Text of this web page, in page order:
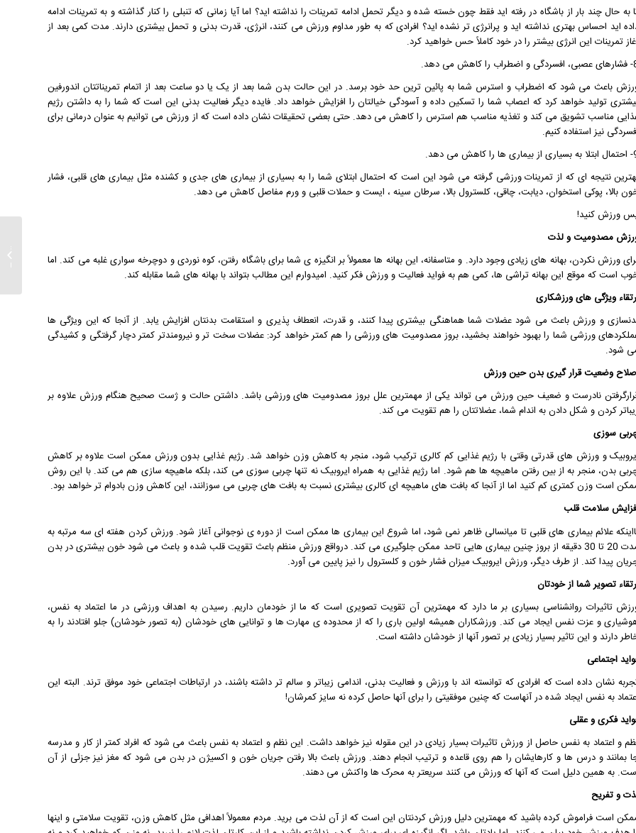
به حال چند بار از باشگاه در رفته اید فقط چون خسته شده و دیگر تحمل ادامه تمرینات را نداشته اید؟ اما آیا زمانی که تنبلی را کنار گذاشته و به تمرینات ادامه
اید احساس بهتری نداشته اید و پرانرژی تر نشده اید؟ افرادی که به طور مداوم ورزش می کنند، انرژی، قدرت بدنی و تحمل بیشتری دارند. مدت کمی بعد از
تمرینات این انرژی بیشتر را در خود کاملاً حس خواهید کرد.
را کاهش می دهد.
باعث می شود که اضطراب و استرس شما به پائین ترین حد خود برسد. در این حالت بدن شما بعد از یک یا دو ساعت بعد از اتمام تمریناتتان اندورفین
تولید خواهد کرد که اعصاب شما را تسکین داده و آسودگی خیالتان را افزایش خواهد داد. فایده دیگر فعالیت بدنی این است که شما را به داشتن رژیم
مناسب تشویق می کند و تغذیه مناسب هم استرس را کاهش می دهد. حتی بعضی تحقیقات نشان داده است که از ورزش می توانیم به عنوان درمانی برای
نیز استفاده کنیم.
ها را کاهش می دهد.
نتیجه ای که از تمرینات ورزشی گرفته می شود این است که احتمال ابتلای شما را به بسیاری از بیماری های جدی و کشنده مثل بیماری های قلبی، فشار
بالا، پوکی استخوان، دیابت، چاقی، کلسترول بالا، سرطان سینه ، ایست و حملات قلبی و ورم مفاصل کاهش می دهد.
ورزش کنید!
مصدومیت و لذت
ورزش نکردن، بهانه های زیادی وجود دارد. و متاسفانه، این بهانه ها معمولاً بر انگیزه ی شما برای باشگاه رفتن، کوه نوردی و دوچرخه سواری غلبه می کند. اما
است که موقع این بهانه تراشی ها، کمی هم به فواید فعالیت و ورزش فکر کنید. امیدوارم این مطالب بتواند با بهانه های شما مقابله کند.
ویژگی های ورزشکاری
و ورزش باعث می شود عضلات شما هماهنگی بیشتری پیدا کنند، و قدرت، انعطاف پذیری و استقامت بدنتان افزایش یابد. از آنجا که این ویژگی ها
ورزشی شما را بهبود خواهند بخشید، بروز مصدومیت های ورزشی را هم کمتر خواهد کرد: عضلات سخت تر و نیرومندتر کمتر دچار گرفتگی و کشیدگی
شود.
وضعیت قرار گیری بدن حین ورزش
نادرست و ضعیف حین ورزش می تواند یکی از مهمترین علل بروز مصدومیت های ورزشی باشد. داشتن حالت و ژست صحیح هنگام ورزش علاوه بر
کردن و شکل دادن به اندام شما، عضلاتتان را هم تقویت می کند.
سوزی
و ورزش های قدرتی وقتی با رژیم غذایی کم کالری ترکیب شود، منجر به کاهش وزن خواهد شد. رژیم غذایی بدون ورزش ممکن است علاوه بر کاهش
بدن، منجر به از بین رفتن ماهیچه ها هم شود. اما رژیم غذایی به همراه ایروبیک نه تنها چربی سوزی می کند، بلکه ماهیچه سازی هم می کند. با این روش
است وزن کمتری کم کنید اما از آنجا که بافت های ماهیچه ای کالری بیشتری نسبت به بافت های چربی می سوزانند، این کاهش وزن بادوام تر خواهد بود.
سلامت قلب
علائم بیماری های قلبی تا میانسالی ظاهر نمی شود، اما شروع این بیماری ها ممکن است از دوره ی نوجوانی آغاز شود. ورزش کردن هفته ای سه مرتبه به
مدت 20 تا 30 دقیقه از بروز چنین بیماری هایی تاحد ممکن جلوگیری می کند. درواقع ورزش منظم باعث تقویت قلب شده و باعث می شود خون بیشتری در بدن
پیدا کند. از طرف دیگر، ورزش ایروبیک میزان فشار خون و کلسترول را نیز پایین می آورد.
تصویر شما از خودتان
تاثیرات روانشناسی بسیاری بر ما دارد که مهمترین آن تقویت تصویری است که ما از خودمان داریم. رسیدن به اهداف ورزشی در ما اعتماد به نفس،
و عزت نفس ایجاد می کند. ورزشکاران همیشه اولین باری را که از محدوده ی مهارت ها و توانایی های خودشان (به تصور خودشان) جلو افتادند را به
دارند و این تاثیر بسیار زیادی بر تصور آنها از خودشان داشته است.
اجتماعی
نشان داده است که افرادی که توانسته اند با ورزش و فعالیت بدنی، اندامی زیباتر و سالم تر داشته باشند، در ارتباطات اجتماعی خود موفق ترند. البته این
به نفس ایجاد شده در آنهاست که چنین موفقیتی را برای آنها حاصل کرده نه سایز کمرشان!
فکری و عقلی
و اعتماد به نفس حاصل از ورزش تاثیرات بسیار زیادی در این مقوله نیز خواهد داشت. این نظم و اعتماد به نفس باعث می شود که افراد کمتر از کار و مدرسه
بمانند و درس ها و کارهایشان را هم روی قاعده و ترتیب انجام دهند. ورزش باعث بالا رفتن جریان خون و اکسیژن در بدن می شود که مغز نیز جزئی از آن
به همین دلیل است که آنها که ورزش می کنند سریعتر به محرک ها واکنش می دهند.
و تفریح
است فراموش کرده باشید که مهمترین دلیل ورزش کردنتان این است که از آن لذت می برید. مردم معمولاً اهدافی مثل کاهش وزن، تقویت سلامتی و اینها